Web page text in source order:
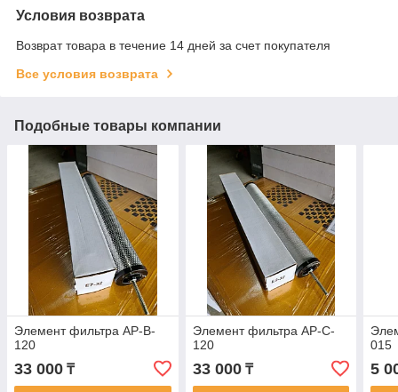
Условия возврата
Возврат товара в течение 14 дней за счет покупателя
Все условия возврата
Подобные товары компании
Элемент фильтра AP-B-
120
33 000 ₸
Элемент фильтра AP-C-
120
33 000₸
015
5